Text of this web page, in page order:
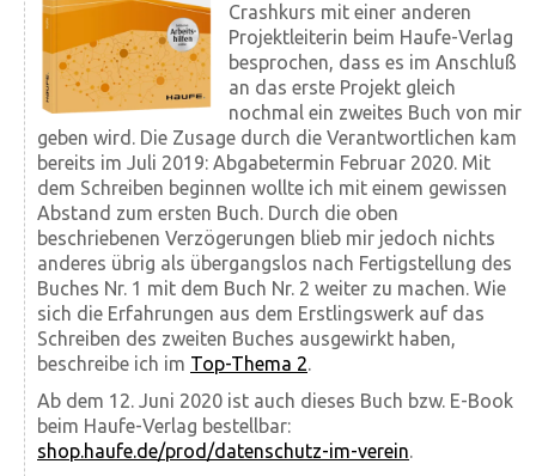
Crashkurs mit einer anderen
Projektleiterin beim Haufe-Verlag
besprochen, dass es im Anschluß
an das erste Projekt gleich
nochmal ein zweites Buch von mir
geben wird. Die Zusage durch die Verantwortlichen kam
bereits im Juli 2019: Abgabetermin Februar 2020. Mit
dem Schreiben beginnen wollte ich mit einem gewissen
Abstand zum ersten Buch. Durch die oben
beschriebenen Verzögerungen blieb mir jedoch nichts
anderes übrig als übergangslos nach Fertigstellung des
Buches Nr. 1 mit dem Buch Nr. 2 weiter zu machen. Wie
sich die Erfahrungen aus dem Erstlingswerk auf das
Schreiben des zweiten Buches ausgewirkt haben,
beschreibe ich im Top-Thema 2.
Ab dem 12. Juni 2020 ist auch dieses Buch bzw. E-Book
beim Haufe-Verlag bestellbar:
shop.haufe.de/prod/datenschutz-im-verein.